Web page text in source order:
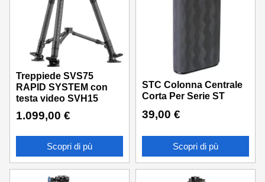
Treppiede SVS75
RAPID SYSTEM con
testa video SVH15
1.099,00 €
Scopri di pù
STC Colonna Centrale
Corta Per Serie ST
39,00 €
Scopri di pù